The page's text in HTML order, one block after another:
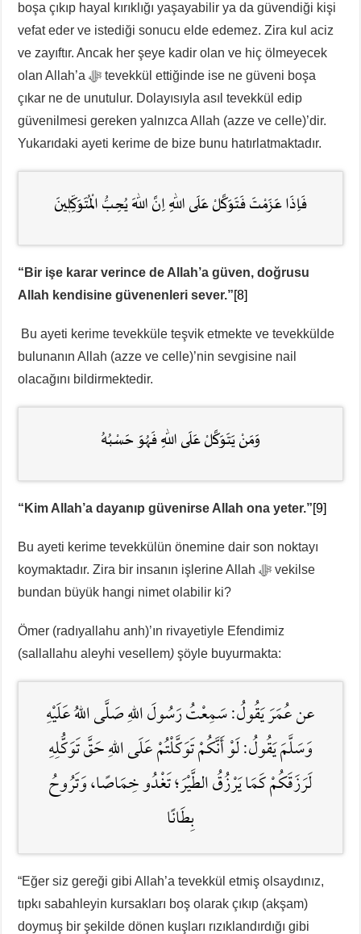
boşa çıkıp hayal kırıklığı yaşayabilir ya da güvendiği kişi
vefat eder ve istediği sonucu elde edemez. Zira kul aciz
ve zayıftır. Ancak her şeye kadir olan ve hiç ölmeyecek
olan Allah’a ﷻ tevekkül ettiğinde ise ne güveni boşa
çıkar ne de unutulur. Dolayısıyla asıl tevekkül edip
güvenilmesi gereken yalnızca Allah (azze ve celle)’dir.
Yukarıdaki ayeti kerime de bize bunu hatırlatmaktadır.
فَاِذَا عَزَمْتَ فَتَوَكَّلْ عَلَى اللّٰهِ اِنَّ اللّٰهَ يُحِبُّ الْمُتَوَكِّلٖينَ
“Bir işe karar verince de Allah’a güven, doğrusu
Allah kendisine güvenenleri sever.”[8]
Bu ayeti kerime tevekküle teşvik etmekte ve tevekkülde
bulunanın Allah (azze ve celle)’nin sevgisine nail
olacağını bildirmektedir.
وَمَنْ يَتَوَكَّلْ عَلَى اللّٰهِ فَهُوَ حَسْبُهُ
“Kim Allah’a dayanıp güvenirse Allah ona yeter.”[9]
Bu ayeti kerime tevekkülün önemine dair son noktayı
koymaktadır. Zira bir insanın işlerine Allah ﷻ vekilse
bundan büyük hangi nimet olabilir ki?
Ömer (radıyallahu anh)’ın rivayetiyle Efendimiz
(sallallahu aleyhi vesellem) şöyle buyurmakta:
عن عُمَرَ يَقُولُ: سَمِعْتُ رَسُولَ اللَّهِ صَلَّى اللَّهُ عَلَيْهِ
وَسَلَّمَ يَقُولُ: لَوْ أَنَّكُمْ تَوَكَّلْتُمْ عَلَى اللَّهِ حَقَّ تَوَكُّلِهِ
لَرَزَقَكُمْ كَمَا يَرْزُقُ الطَّيْرَ؛ تَغْدُو خِمَاصًا، وَتَرُوحُ
بِطَانًا
“Eğer siz gereği gibi Allah’a tevekkül etmiş olsaydınız,
tıpkı sabahleyin kursakları boş olarak çıkıp (akşam)
doymuş bir şekilde dönen kuşları rızıklandırdığı gibi